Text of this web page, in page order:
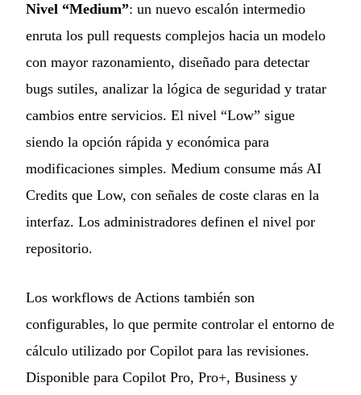
Nivel “Medium”: un nuevo escalón intermedio
enruta los pull requests complejos hacia un modelo
con mayor razonamiento, diseñado para detectar
bugs sutiles, analizar la lógica de seguridad y tratar
cambios entre servicios. El nivel “Low” sigue
siendo la opción rápida y económica para
modificaciones simples. Medium consume más AI
Credits que Low, con señales de coste claras en la
interfaz. Los administradores definen el nivel por
repositorio.
Los workflows de Actions también son
configurables, lo que permite controlar el entorno de
cálculo utilizado por Copilot para las revisiones.
Disponible para Copilot Pro, Pro+, Business y